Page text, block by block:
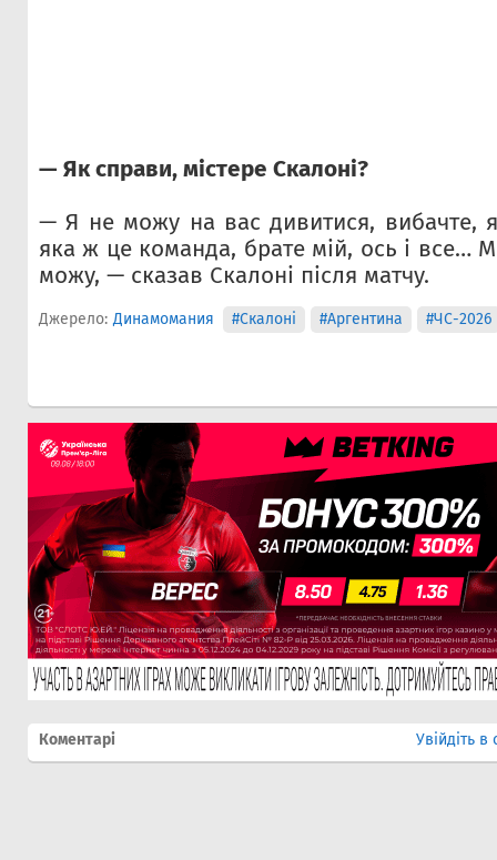
— Як справи, містере Скалоні?
— Я не можу на вас дивитися, вибачте,
яка ж це команда, брате мій, ось і все…
можу, — сказав Скалоні після матчу.
Джерело: Динамомания #Скалоні #Аргентина #ЧС-2026
Коментарі Увійдіть в